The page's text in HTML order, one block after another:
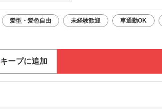
髪型・髪色自由 未経験歓迎 車通勤OK
キープに追加